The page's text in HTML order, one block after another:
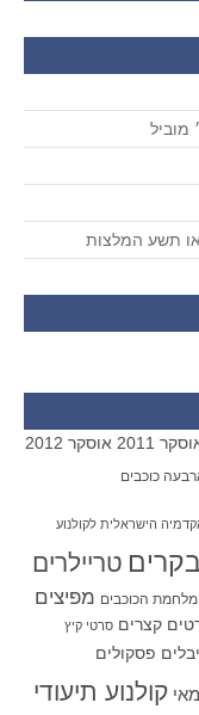
2011 אוסקר 2012
כוכבים
הישראלית לקולנוע
טריילרים
מלחמת הכוכבים מפיצים
קצרים סרטי קיץ
פסקולים
קולנוע תיעודי